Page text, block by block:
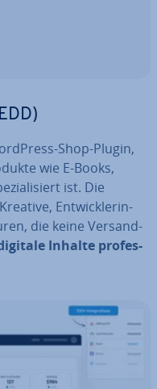
Shop-Plugin,
wie E-Books,
ist. Die
Ent­wick­le­rin­
die keine Ver­sand­
Inhalte pro­fes­